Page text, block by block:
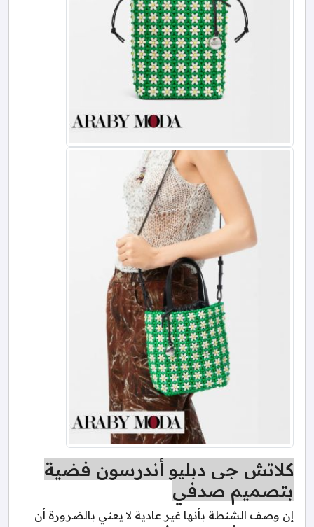
كلاتش جي دبليو أندرسون فضية
بتصميم صدفي
إن وصف الشنطة بأنها غير عادية لا يعني بالضرورة أن